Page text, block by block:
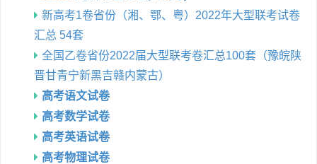
新高考1卷省份（湘、鄂、粤）2022年大型联考试卷
汇总 54套
全国乙卷省份2022届大型联考卷汇总100套（豫皖陕
晋甘青宁新黑吉赣内蒙古）
高考语文试卷
高考数学试卷
高考英语试卷
高考物理试卷